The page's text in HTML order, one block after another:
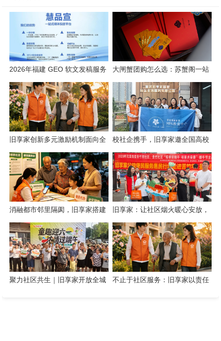
2026年福建 GEO 软文发稿服务
商｜慧品宣：以 AI 技术赋能品
牌全域传播
大闸蟹团购怎么选：苏蟹阁一站
式采购解析
旧享家创新多元激励机制面向全
城招募社区志愿者
校社企携手，旧享家邀全国高校
共建“智慧社区+实践育人”新生态
消融都市邻里隔阂，旧享家搭建
数字化桥梁，打通公益帮扶与社
区需
旧享家：让社区烟火暖心安放，
让邻里温情岁岁相伴
聚力社区共生｜旧享家开放全城
不止于社区服务：旧享家以责任